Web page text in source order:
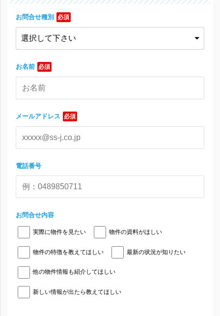
お問合せ種別 必須
お名前 必須
メールアドレス 必須
電話番号
お問合せ内容
実際に物件を見たい 物件の資料がほしい
物件の特徴を教えてほしい 最新の状況が知りたい
他の物件情報も紹介してほしい
新しい情報が出たら教えてほしい